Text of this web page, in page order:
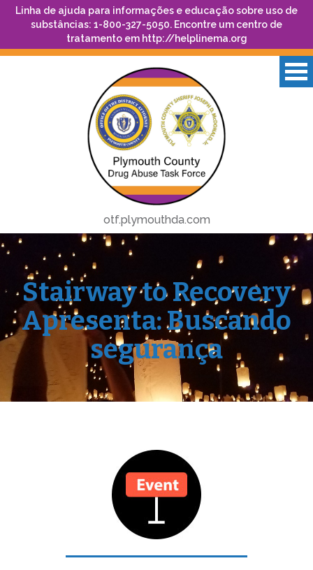
Linha de ajuda para informações e educação sobre uso de
substâncias: 1-800-327-5050. Encontre um centro de
tratamento em http://helplinema.org
otf.plymouthda.com
Stairway to Recovery
Apresenta: Buscando
segurança